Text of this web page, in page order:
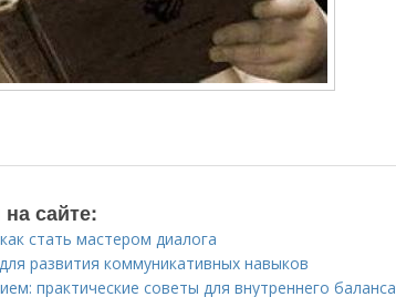
сайте:
стать мастером диалога
развития коммуникативных навыков
практические советы для внутреннего баланса